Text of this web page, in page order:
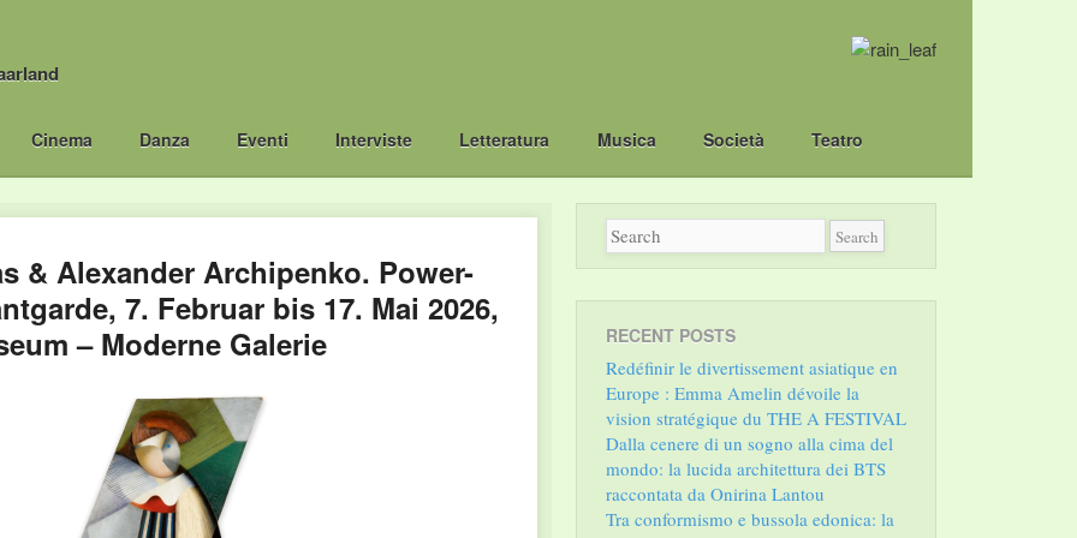
Cinema Danza Eventi Interviste Letteratura Musica Società Teatro
& Alexander Archipenko. Power-
7. Februar bis 17. Mai 2026,
– Moderne Galerie
RECENT POSTS
Redéfinir le divertissement asiatique en
Europe : Emma Amelin dévoile la
vision stratégique du THE A FESTIVAL
Dalla cenere di un sogno alla cima del
mondo: la lucida architettura dei BTS
raccontata da Onirina Lantou
Tra conformismo e bussola edonica: la